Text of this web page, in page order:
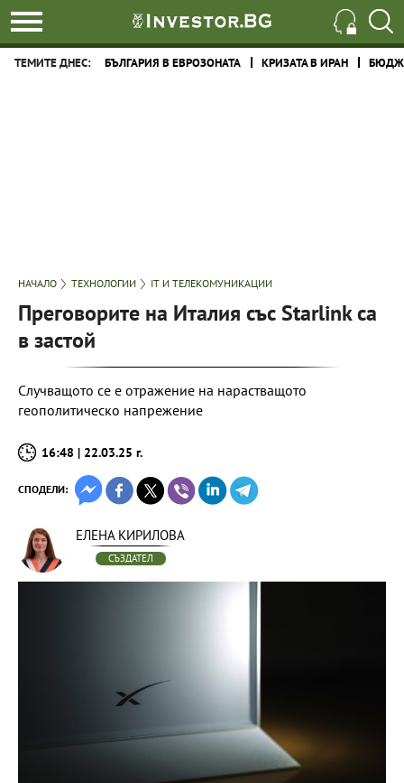
ТЕМИТЕ ДНЕС: БЪЛГАРИЯ В ЕВРОЗОНАТА КРИЗАТА В ИРАН
НАЧАЛО ТЕХНОЛОГИИ IT И ТЕЛЕКОМУНИКАЦИИ
Преговорите на Италия със Starlink са
в застой
Случващото се е отражение на нарастващото
геополитическо напрежение
16:48 | 22.03.25 г.
СПОДЕЛИ:
ЕЛЕНА КИРИЛОВА
СЪЗДАТЕЛ